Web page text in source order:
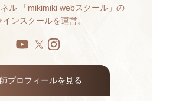
ル 「mikimiki webスクール」の
ンスクールを運営。
プロフィールを見る